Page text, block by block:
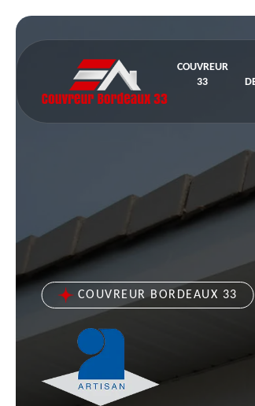
COUVREUR
33
COUVREUR BORDEAUX 33